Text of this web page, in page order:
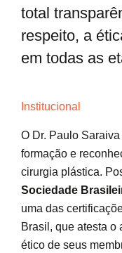
total
respeito, a
em todas as
Institucional
O Dr. Paulo
formação e
cirurgia plástica.
Sociedade
uma das
Brasil, que atesta o
ético de seus